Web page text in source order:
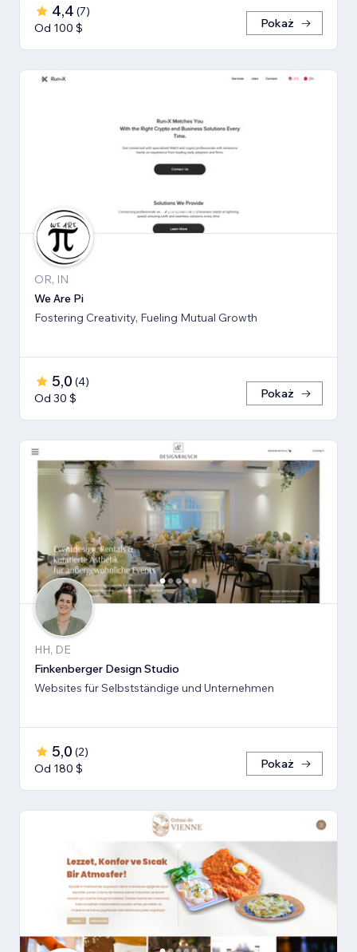
4,4 (7)
Od 100 $
Pokaż
OR, IN
We Are Pi
Fostering Creativity, Fueling Mutual Growth
5,0 (4)
Od 30 $
Pokaż
HH, DE
Finkenberger Design Studio
Websites für Selbstständige und Unternehmen
5,0 (2)
Od 180 $
Pokaż